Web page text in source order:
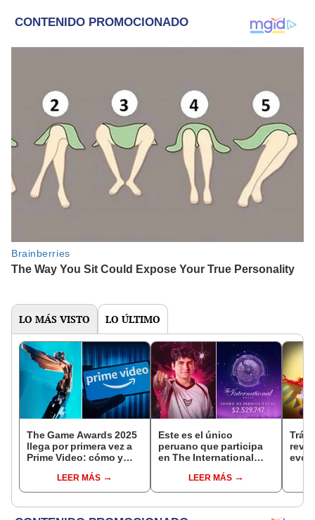
LO MÁS VISTO LO ÚLTIMO
The Game Awards 2025
llega por primera vez a
Prime Video: cómo y
LEER MÁS
Este es el único
peruano que participa
en The International
equipo Heroic
LEER MÁS